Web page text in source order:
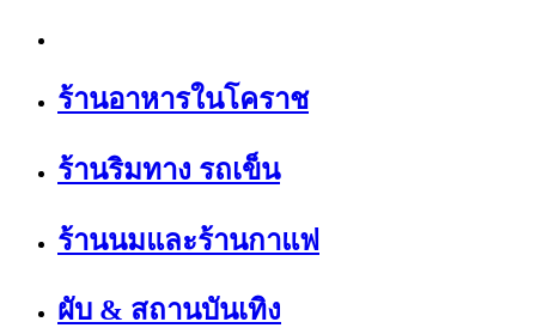
ร้านอาหารในโคราช
ร้านริมทาง รถเข็น
ร้านนมและร้านกาแฟ
ผับ & สถานบันเทิง